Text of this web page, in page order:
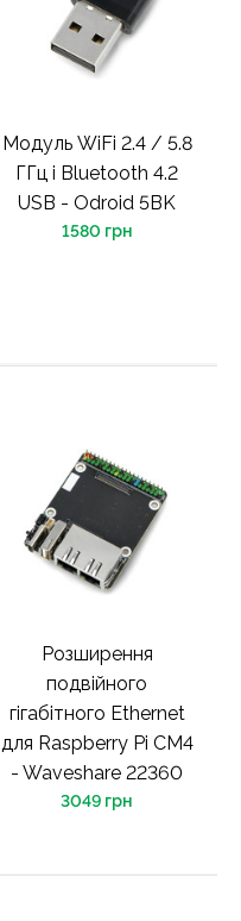
Модуль WiFi 2.4 / 5.8
ГГц і Bluetooth 4.2
USB - Odroid 5BK
1580 грн
Розширення
подвійного
гігабітного Ethernet
для Raspberry Pi CM4
- Waveshare 22360
3049 грн